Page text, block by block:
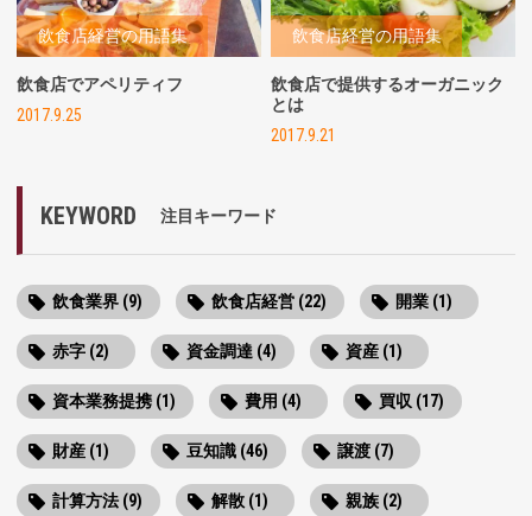
飲食店経営の用語集
飲食店でアペリティフ
2017.9.25
飲食店経営の用語集
飲食店で提供するオーガニック
とは
2017.9.21
KEYWORD 注目キーワード
飲食業界 (9) 飲食店経営 (22) 開業 (1)
赤字 (2) 資金調達 (4) 資産 (1)
資本業務提携 (1) 費用 (4) 買収 (17)
財産 (1) 豆知識 (46) 譲渡 (7)
計算方法 (9) 解散 (1) 親族 (2)